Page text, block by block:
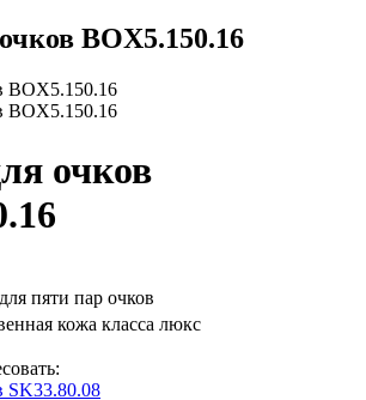
BOX5.150.16
очков
пяти пар очков
кожа класса люкс